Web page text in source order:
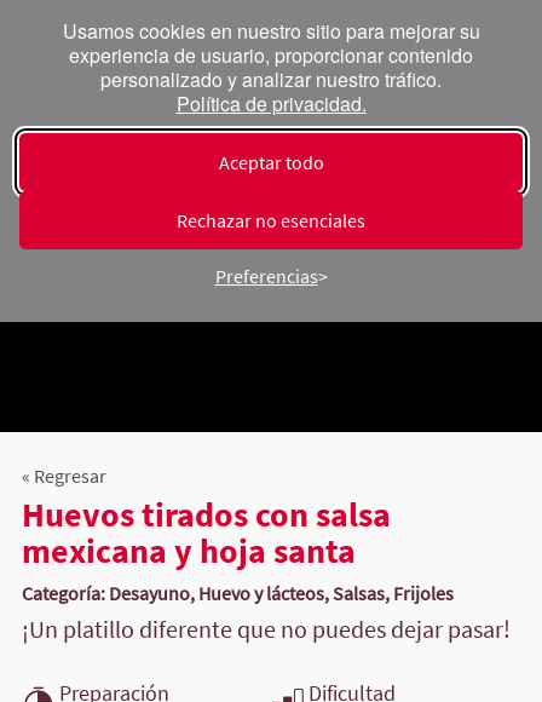
Usamos cookies en nuestro sitio para mejorar su
experiencia de usuario, proporcionar contenido
personalizado y analizar nuestro tráfico.
Política de privacidad.
Aceptar todo
Rechazar no esenciales
Preferencias
« Regresar
Huevos tirados con salsa
mexicana y hoja santa
Categoría: Desayuno, Huevo y lácteos, Salsas, Frijoles
¡Un platillo diferente que no puedes dejar pasar!
Preparación
Dificultad